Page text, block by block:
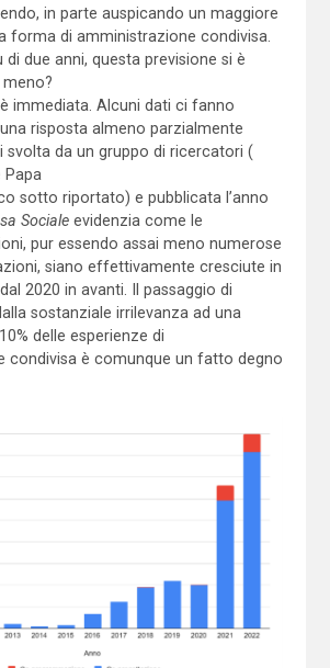
in parte auspicando un maggiore
forma di amministrazione condivisa.
di due anni, questa previsione si è
è immediata. Alcuni dati ci fanno
risposta almeno parzialmente
svolta da un gruppo di ricercatori (
Papa
sotto riportato) e pubblicata l’anno
Socialeevidenzia come le
pur essendo assai meno numerose
siano effettivamente cresciute in
2020 in avanti. Il passaggio di
sostanziale irrilevanza ad una
delle esperienze di
condivisa è comunque un fatto degno